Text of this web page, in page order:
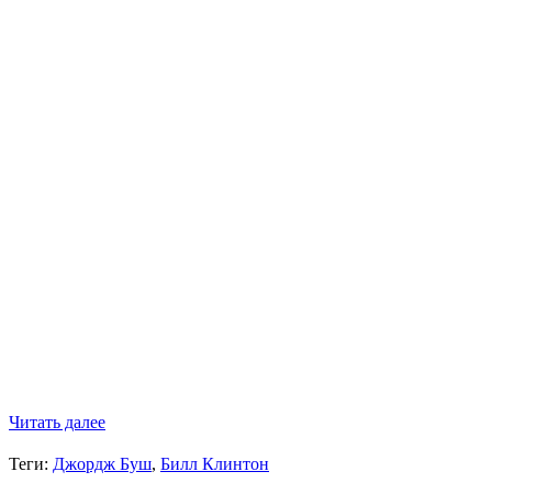
Читать далее
Теги: Джордж Буш, Билл Клинтон